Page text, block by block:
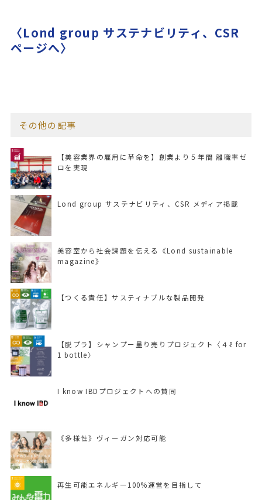
〈Lond group サステナビリティ、CSR
ページへ〉
その他の記事
【美容業界の雇用に革命を】創業より５年間 離職率ゼ
ロを実現
Lond group サステナビリティ、CSR メディア掲載
美容室から社会課題を伝える《Lond sustainable
magazine》
【つくる責任】サスティナブルな製品開発
【脱プラ】シャンプー量り売りプロジェクト〈４ℓ for
1 bottle〉
I know IBDプロジェクトへの賛同
《多様性》ヴィーガン対応可能
再生可能エネルギー100%運営を目指して